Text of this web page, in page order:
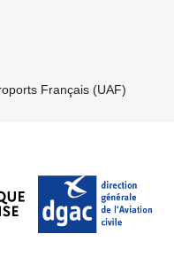
Français (UAF)